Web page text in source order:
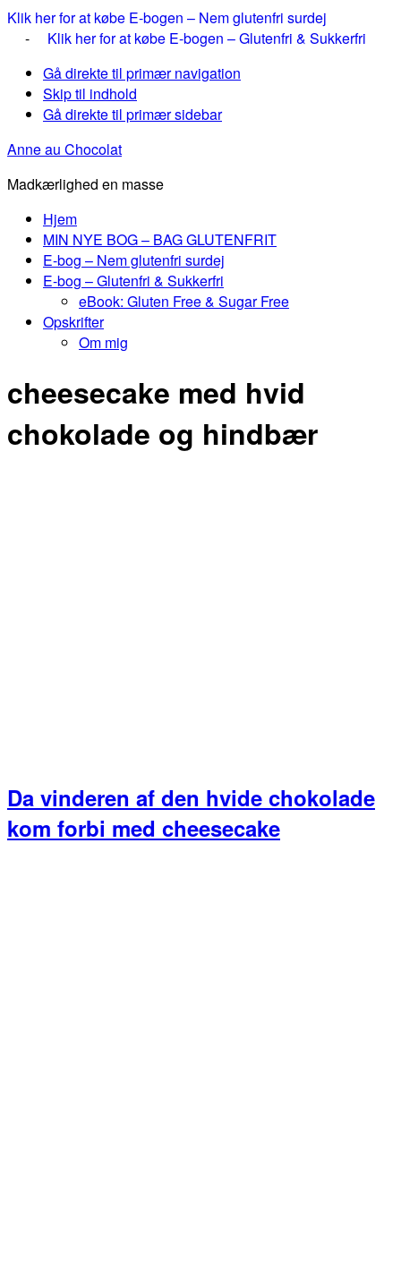
Klik her for at købe E-bogen – Nem glutenfri surdej
- Klik her for at købe E-bogen – Glutenfri & Sukkerfri
Gå direkte til primær navigation
Skip til indhold
Gå direkte til primær sidebar
Anne au Chocolat
Madkærlighed en masse
Hjem
MIN NYE BOG – BAG GLUTENFRIT
E-bog – Nem glutenfri surdej
E-bog – Glutenfri & Sukkerfri
eBook: Gluten Free & Sugar Free
Opskrifter
Om mig
cheesecake med hvid
chokolade og hindbær
Da vinderen af den hvide chokolade
kom forbi med cheesecake